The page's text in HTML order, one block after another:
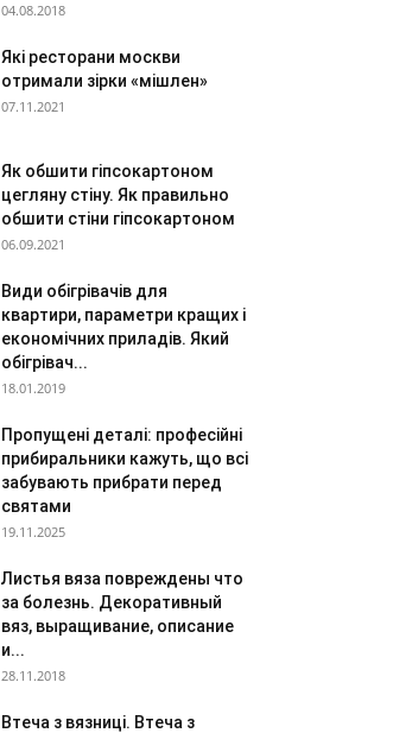
04.08.2018
Які ресторани москви
отримали зірки «мішлен»
07.11.2021
Як обшити гіпсокартоном
цегляну стіну. Як правильно
обшити стіни гіпсокартоном
06.09.2021
Види обігрівачів для
квартири, параметри кращих і
економічних приладів. Який
обігрівач...
18.01.2019
Пропущені деталі: професійні
прибиральники кажуть, що всі
забувають прибрати перед
святами
19.11.2025
Листья вяза повреждены что
за болезнь. Декоративный
вяз, выращивание, описание
и...
28.11.2018
Втеча з вязниці. Втеча з